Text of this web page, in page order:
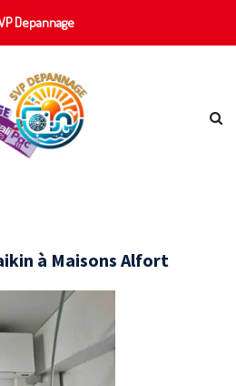
à Maisons Alfort
Depannage